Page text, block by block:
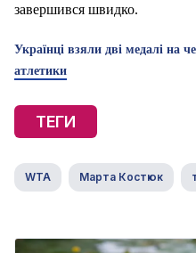
завершився швидко.
Українці взяли дві медалі на
атлетики
ТЕГИ
WTA Марта Костюк